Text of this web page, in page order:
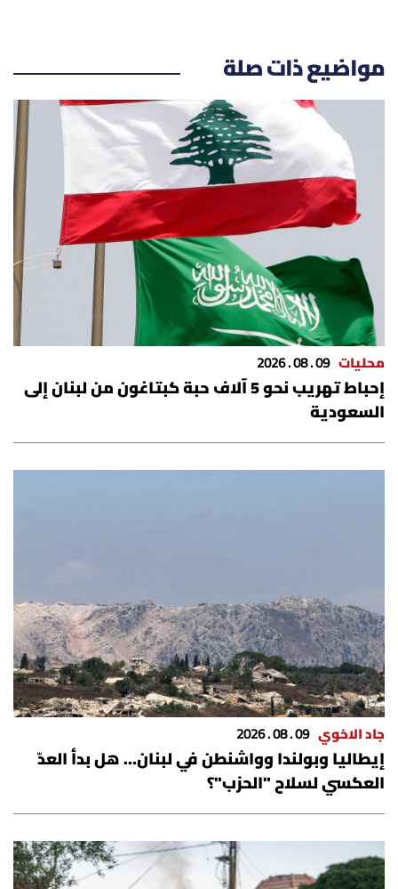
مواضيع ذات صلة
محليات 09 . 08 . 2026
إحباط تهريب نحو 5 آلاف حبة كبتاغون من لبنان إلى
السعودية
جاد الاخوي 09 . 08 . 2026
إيطاليا وبولندا وواشنطن في لبنان… هل بدأ العدّ
العكسي لسلاح "الحزب"؟